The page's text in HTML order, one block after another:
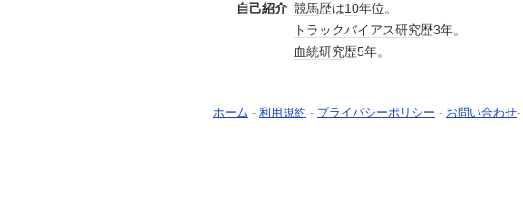
自己紹介 競馬歴は10年位。
トラックバイアス研究歴3年。
血統研究歴5年。
ホーム - 利用規約 - プライバシーポリシー - お問い合わせ-